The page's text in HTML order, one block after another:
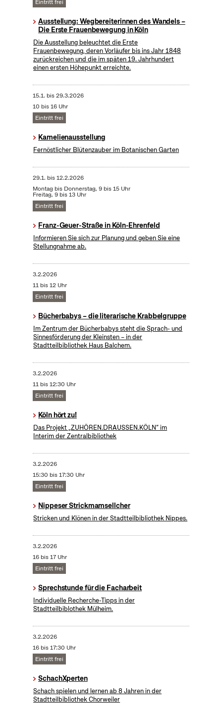
Eintritt frei
Ausstellung: Wegbereiterinnen des Wandels –
Die Erste Frauenbewegung in Köln
Die Ausstellung beleuchtet die Erste
Frauenbewegung, deren Vorläufer bis ins Jahr 1848
zurückreichen und die im späten 19. Jahrhundert
einen ersten Höhepunkt erreichte.
15.1. bis29.3.2026
10 bis 16 Uhr
Eintritt frei
Kamelienausstellung
Fernöstlicher Blütenzauber im Botanischen Garten
29.1. bis12.2.2026
Montag bis Donnerstag, 9 bis 15 Uhr
Freitag, 9 bis 13 Uhr
Eintritt frei
Franz-Geuer-Straße in Köln-Ehrenfeld
Informieren Sie sich zur Planung und geben Sie eine
Stellungnahme ab.
3.2.2026
11 bis 12 Uhr
Eintritt frei
Bücherbabys – die literarische Krabbelgruppe
Im Zentrum der Bücherbabys steht die Sprach- und
Sinnesförderung der Kleinsten – in der
Stadtteilbibliothek Haus Balchem.
3.2.2026
11 bis 12:30 Uhr
Eintritt frei
Köln hört zu!
Das Projekt „ZUHÖREN.DRAUSSEN.KÖLN“ im
Interim der Zentralbibliothek
3.2.2026
15:30 bis 17:30 Uhr
Eintritt frei
Nippeser Strickmamsellcher
Stricken und Klönen in der Stadtteilbibliothek Nippes.
3.2.2026
16 bis 17 Uhr
Eintritt frei
Sprechstunde für die Facharbeit
Individuelle Recherche-Tipps in der
Stadtteilbiblothek Mülheim.
3.2.2026
16 bis 17:30 Uhr
Eintritt frei
SchachXperten
Schach spielen und lernen ab 8 Jahren in der
Stadtteilbibliothek Chorweiler